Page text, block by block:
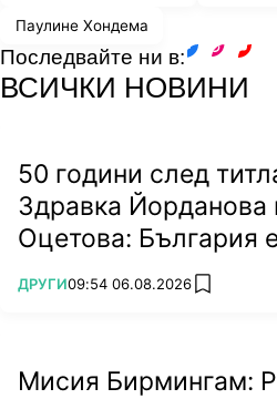
Паулине Хондема
Последвайте ни в:
ВСИЧКИ НОВИНИ
50 години след
Здравка Йорданова
Оцетова: България
на световно!
ПОВЕЧЕ ОТ
ДРУГИ09:54 06.08.2026 add
Мисия Бирмингам: